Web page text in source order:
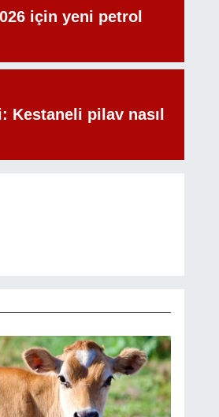
için yeni petrol
Kestaneli pilav nasıl